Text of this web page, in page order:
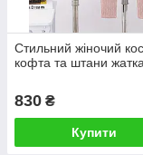
Стильний жіночий
кофта та штани жатка
830 ₴
Купити